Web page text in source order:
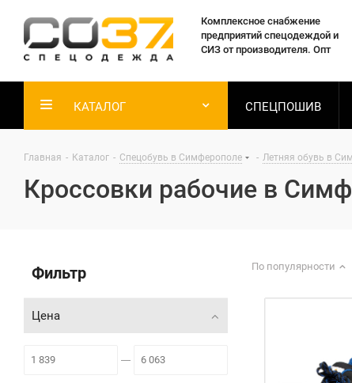
Комплексное снабжение
предприятий спецодеждой и
СИЗ от производителя. Опт
КАТАЛОГ СПЕЦПОШИВ
Главная - Каталог - Спецобувь в Симферополе - Летняя обувь в
Кроссовки рабочие в
По популярности
Фильтр
Цена